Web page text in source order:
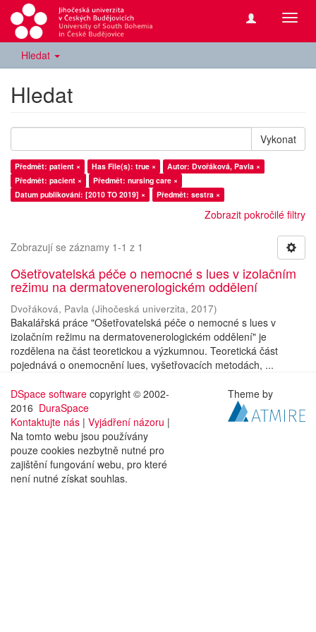
Hledat
Hledat
Vykonat
Předmět: patient × Has File(s): true ×
Autor: Dvořáková, Pavla ×
Předmět: pacient ×
Předmět: nursing care ×
Datum publikování: [2010 TO 2019] ×
Předmět: sestra ×
Zobrazit pokročilé filtry
Zobrazují se záznamy 1-1 z 1
Ošetřovatelská péče o nemocné s lues v izolačním
režimu na dermatovenerologickém oddělení
Dvořáková, Pavla (Jihočeská univerzita, 2017)
Bakalářská práce "Ošetřovatelská péče o nemocné s lues v
izolačním režimu na dermatovenerologickém oddělení" je
rozdělena na část teoretickou a výzkumnou. Teoretická část
pojednává o onemocnění lues, vyšetřovacích metodách, ...
DSpace software copyright © 2002-
2016 DuraSpace
Kontaktujte nás | Vyjádření názoru |
Na tomto webu jsou používány
pouze cookies nezbytně nutné pro
zajištění fungování webu, pro které
není nutné získat souhlas.
Theme by